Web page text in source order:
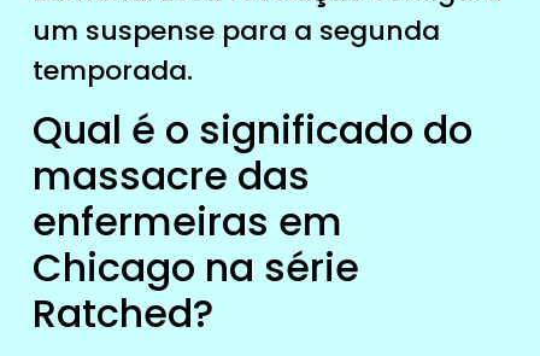
um suspense para a segunda
temporada.
Qual é o significado do
massacre das
enfermeiras em
Chicago na série
Ratched?